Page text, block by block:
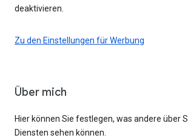
deaktivieren.
Zu den Einstellungen für Werbung
Über mich
Hier können Sie festlegen, was andere über
Diensten sehen können.